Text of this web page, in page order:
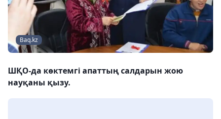
Baq.kz
ШҚО-да көктемгі апаттың салдарын жою
науқаны қызу.